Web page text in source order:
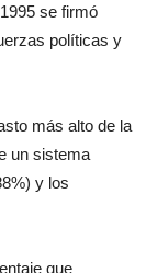
se firmó
políticas y
más alto de la
un sistema
y los
que